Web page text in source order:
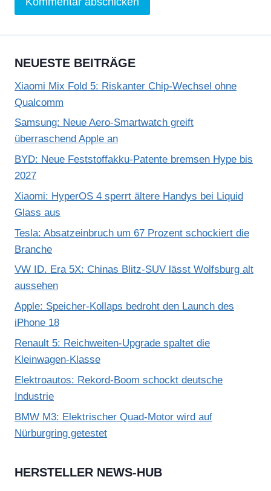
NEUESTE BEITRÄGE
Xiaomi Mix Fold 5: Riskanter Chip-Wechsel ohne
Qualcomm
Samsung: Neue Aero-Smartwatch greift
überraschend Apple an
BYD: Neue Feststoffakku-Patente bremsen Hype bis
2027
Xiaomi: HyperOS 4 sperrt ältere Handys bei Liquid
Glass aus
Tesla: Absatzeinbruch um 67 Prozent schockiert die
Branche
VW ID. Era 5X: Chinas Blitz-SUV lässt Wolfsburg alt
aussehen
Apple: Speicher-Kollaps bedroht den Launch des
iPhone 18
Renault 5: Reichweiten-Upgrade spaltet die
Kleinwagen-Klasse
Elektroautos: Rekord-Boom schockt deutsche
Industrie
BMW M3: Elektrischer Quad-Motor wird auf
Nürburgring getestet
HERSTELLER NEWS-HUB